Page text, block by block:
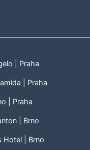
| Praha
| Praha
| Praha
| Brno
Hotel | Brno